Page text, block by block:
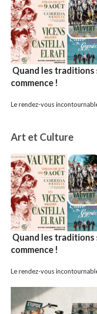
Quand les traditions
commence !
Le rendez-vous
Art et Culture
Quand les traditions
commence !
Le rendez-vous